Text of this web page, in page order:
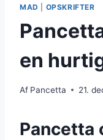
MAD OPSKRIFTER
en
Af Pancetta 21.
Pancetta